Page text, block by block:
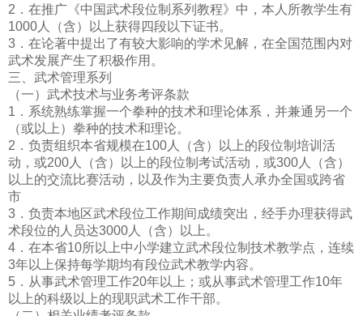
2．在推广《中国武术段位制系列教程》中，本人所教学生有
1000人（含）以上获得四段以下证书。
3．在论著中提出了有较大影响的学术见解，在全国范围内对
武术发展产生了积极作用。
三、武术管理系列
（一）武术技术与业务考评条款
1．系统熟练掌握一个拳种的技术和理论体系，并兼通另一个
（或以上）拳种的技术和理论。
2．负责组织本省规模在100人（含）以上的段位制培训活
动，或200人（含）以上的段位制考试活动，或300人（含）
以上的交流比赛活动，以及作为主要负责人承办全国或跨省
市
3．负责本地区武术段位工作期间成绩突出，经手办理获得武
术段位的人员达3000人（含）以上。
4．在本省10所以上中小学建立武术段位制技术教学点，连续
3年以上保持每学期均有段位武术教学内容。
5．从事武术管理工作20年以上；或从事武术管理工作10年
以上的科级以上的现职武术工作干部。